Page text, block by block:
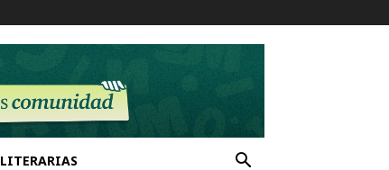
LITERARIAS